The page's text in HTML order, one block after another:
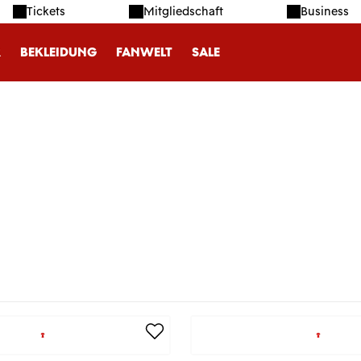
Tickets Mitgliedschaft Business
BEKLEIDUNG FANWELT SALE